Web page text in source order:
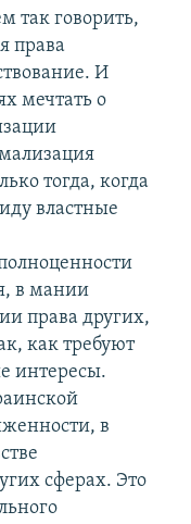
так говорить,
права
И
мечтать о
тогда, когда
властные
в мании
права других,
как требуют
интересы.
в
сферах. Это